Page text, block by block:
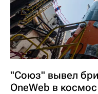
"Союз" вывел
OneWeb в космос